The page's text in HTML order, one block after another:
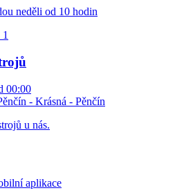
neděli od 10 hodin
00:00
- Krásná - Pěnčín
u nás.